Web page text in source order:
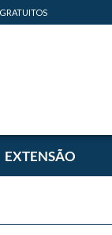
EXTENSÃO